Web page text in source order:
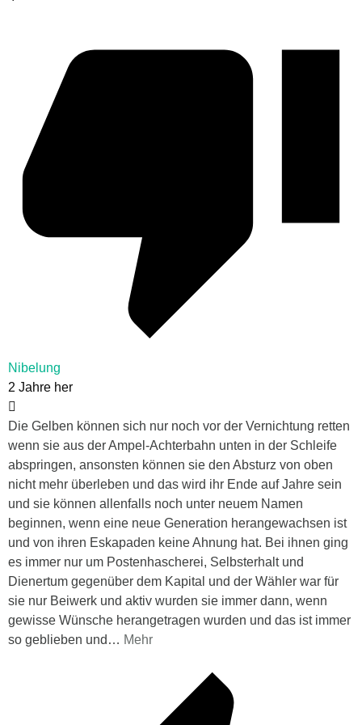
Nibelung
2 Jahre her
Die Gelben können sich nur noch vor der Vernichtung retten
wenn sie aus der Ampel-Achterbahn unten in der Schleife
abspringen, ansonsten können sie den Absturz von oben
nicht mehr überleben und das wird ihr Ende auf Jahre sein
und sie können allenfalls noch unter neuem Namen
beginnen, wenn eine neue Generation herangewachsen ist
und von ihren Eskapaden keine Ahnung hat. Bei ihnen ging
es immer nur um Postenhascherei, Selbsterhalt und
Dienertum gegenüber dem Kapital und der Wähler war für
sie nur Beiwerk und aktiv wurden sie immer dann, wenn
gewisse Wünsche herangetragen wurden und das ist immer
so geblieben und … Mehr